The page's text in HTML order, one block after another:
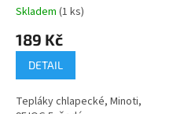
Průměrné
produktu
5
Skladem (1 ks)
189 Kč
DETAIL
Tepláky chlapecké, Minoti,